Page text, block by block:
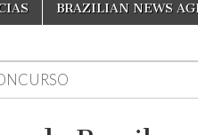
BRAZILIAN NEWS